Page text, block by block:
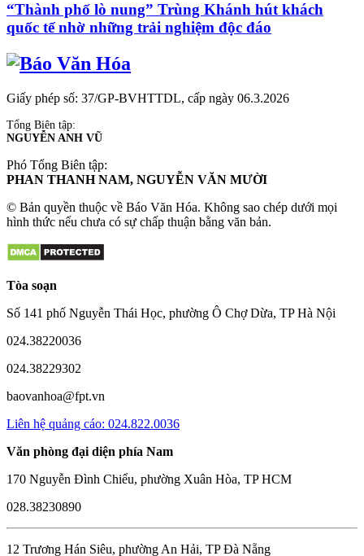
“Thành phố lò nung” Trùng Khánh hút khách
quốc tế nhờ những trải nghiệm độc đáo
Giấy phép số: 37/GP-BVHTTDL, cấp ngày 06.3.2026
Tổng Biên tập:
NGUYỄN ANH VŨ
Phó Tổng Biên tập:
PHAN THANH NAM, NGUYỄN VĂN MƯỜI
© Bản quyền thuộc về Báo Văn Hóa. Không sao chép dưới mọi
hình thức nếu chưa có sự chấp thuận bằng văn bản.
Tòa soạn
Số 141 phố Nguyễn Thái Học, phường Ô Chợ Dừa, TP Hà Nội
024.38220036
024.38229302
baovanhoa@fpt.vn
Liên hệ quảng cáo: 024.822.0036
Văn phòng đại diện phía Nam
170 Nguyễn Đình Chiểu, phường Xuân Hòa, TP HCM
028.38230890
12 Trương Hán Siêu, phường An Hải, TP Đà Nẵng